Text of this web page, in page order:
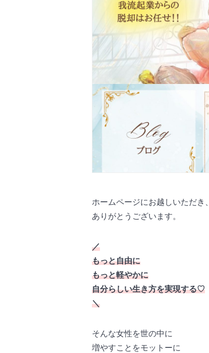
ホームページにお越しいただき、
ありがとうございます。
／
もっと自由に
もっと軽やかに
自分らしい生き方を実現する♡
＼
そんな女性を世の中に
増やすことをモットーに